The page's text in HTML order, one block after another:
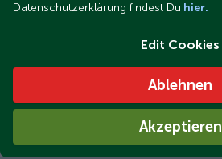
Datenschutzerklärung findest Du hier.
Edit Cookies
Ablehnen
Akzeptieren